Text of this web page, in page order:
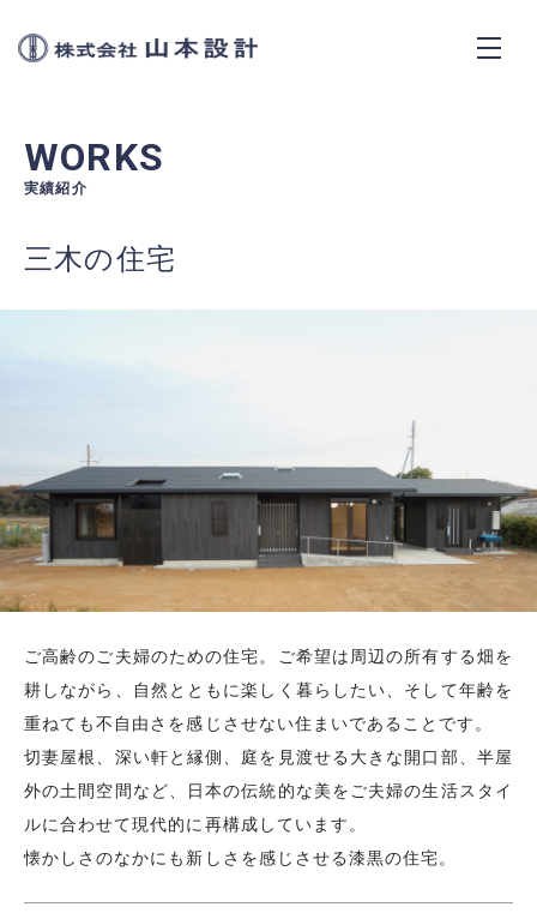
SERVICES
WORKS
お問い合わせ
採用情報
WORKS
実績紹介
三木の住宅
ご高齢のご夫婦のための住宅。ご希望は周辺の所有する畑を
耕しながら、自然とともに楽しく暮らしたい、そして年齢を
重ねても不自由さを感じさせない住まいであることです。
切妻屋根、深い軒と縁側、庭を見渡せる大きな開口部、半屋
外の土間空間など、日本の伝統的な美をご夫婦の生活スタイ
ルに合わせて現代的に再構成しています。
懐かしさのなかにも新しさを感じさせる漆黒の住宅。